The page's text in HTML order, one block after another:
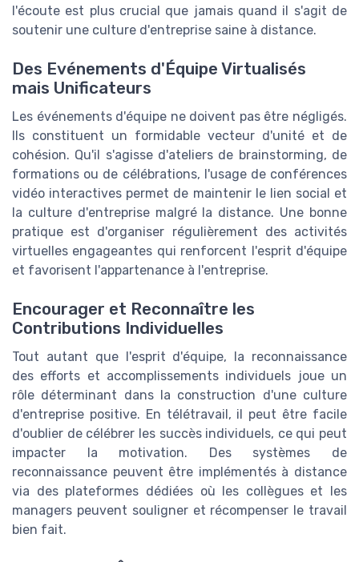
l'écoute est plus crucial que jamais quand il s'agit de
soutenir une culture d'entreprise saine à distance.
Des Evénements d'Équipe Virtualisés
mais Unificateurs
Les événements d'équipe ne doivent pas être négligés.
Ils constituent un formidable vecteur d'unité et de
cohésion. Qu'il s'agisse d'ateliers de brainstorming, de
formations ou de célébrations, l'usage de conférences
vidéo interactives permet de maintenir le lien social et
la culture d'entreprise malgré la distance. Une bonne
pratique est d'organiser régulièrement des activités
virtuelles engageantes qui renforcent l'esprit d'équipe
et favorisent l'appartenance à l'entreprise.
Encourager et Reconnaître les
Contributions Individuelles
Tout autant que l'esprit d'équipe, la reconnaissance
des efforts et accomplissements individuels joue un
rôle déterminant dans la construction d'une culture
d'entreprise positive. En télétravail, il peut être facile
d'oublier de célébrer les succès individuels, ce qui peut
impacter la motivation. Des systèmes de
reconnaissance peuvent être implémentés à distance
via des plateformes dédiées où les collègues et les
managers peuvent souligner et récompenser le travail
bien fait.